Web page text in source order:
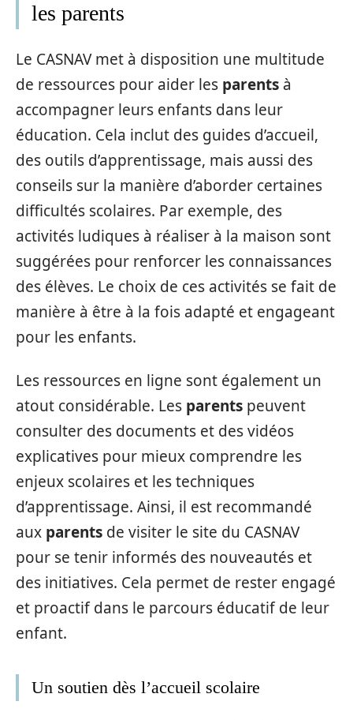
les parents
Le CASNAV met à disposition une multitude
de ressources pour aider les parents à
accompagner leurs enfants dans leur
éducation. Cela inclut des guides d’accueil,
des outils d’apprentissage, mais aussi des
conseils sur la manière d’aborder certaines
difficultés scolaires. Par exemple, des
activités ludiques à réaliser à la maison sont
suggérées pour renforcer les connaissances
des élèves. Le choix de ces activités se fait de
manière à être à la fois adapté et engageant
pour les enfants.
Les ressources en ligne sont également un
atout considérable. Les parents peuvent
consulter des documents et des vidéos
explicatives pour mieux comprendre les
enjeux scolaires et les techniques
d’apprentissage. Ainsi, il est recommandé
aux parents de visiter le site du CASNAV
pour se tenir informés des nouveautés et
des initiatives. Cela permet de rester engagé
et proactif dans le parcours éducatif de leur
enfant.
Un soutien dès l’accueil scolaire